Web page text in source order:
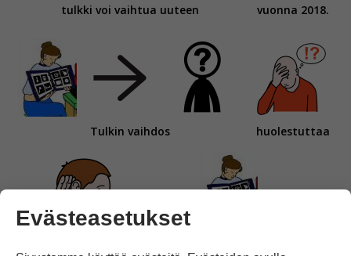
tulkki voi vaihtua uuteen vuonna 2018.
Tulkin vaihdos huolestuttaa
Evästeasetukset